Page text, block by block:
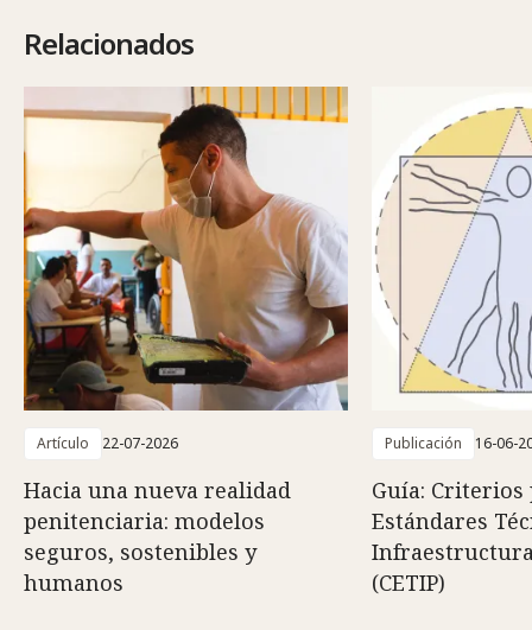
Relacionados
Artículo 22-07-2026
Hacia una nueva realidad
penitenciaria: modelos
seguros, sostenibles y
humanos
Publicación 16-06-
Guía: Criterios
Estándares
(CETIP)